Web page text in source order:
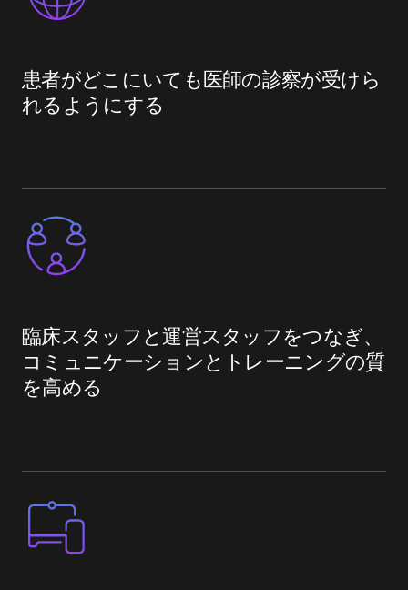
患者がどこにいても医師の診察が受けら
れるようにする
臨床スタッフと運営スタッフをつなぎ、
コミュニケーションとトレーニングの質
を高める